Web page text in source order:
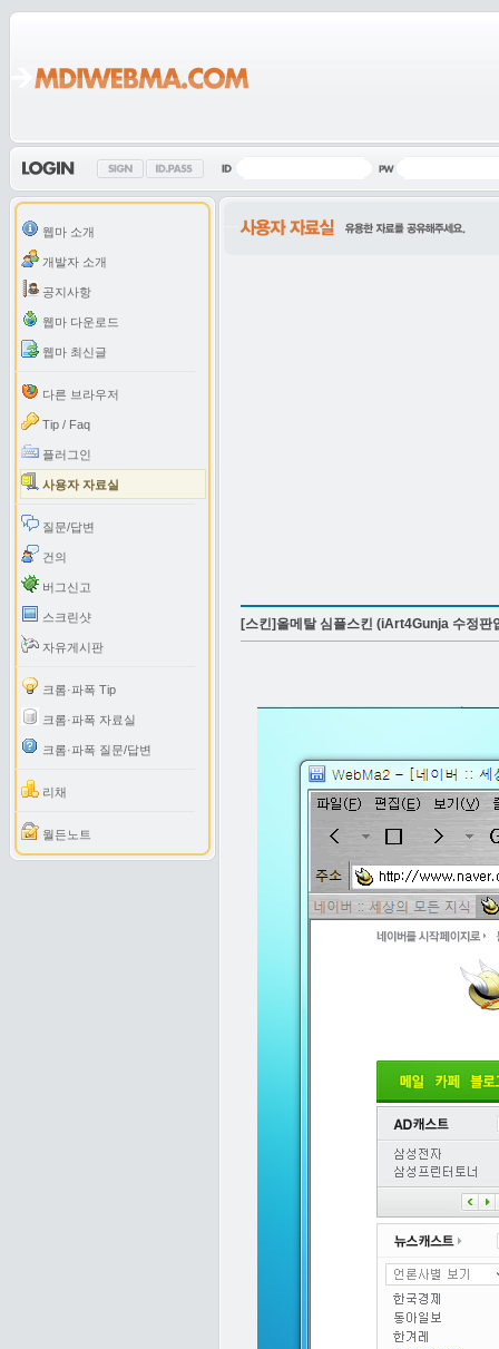
웹마 소개
개발자 소개
공지사항
웹마 다운로드
웹마 최신글
다른 브라우저
Tip / Faq
플러그인
사용자 자료실
질문/답변
건의
버그신고
스크린샷
자유게시판
크롬·파폭 Tip
크롬·파폭 자료실
크롬·파폭 질문/답변
리채
월든노트
[스킨]올메탈 심플스킨 (iArt4Gunja 수정판